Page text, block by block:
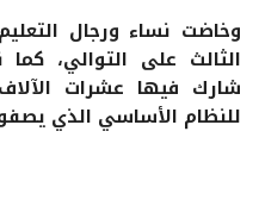
وخاضت نساء ورجال
الثالث على التوالي،
شارك فيها عشرات
للنظام الأساسي الذي